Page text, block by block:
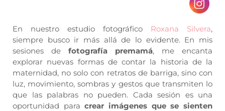
En nuestro estudio fotográfico Roxana Silvera,
siempre busco ir más allá de lo evidente. En mis
sesiones de fotografía premamá, me encanta
explorar nuevas formas de contar la historia de la
maternidad, no solo con retratos de barriga, sino con
luz, movimiento, sombras y gestos que transmiten lo
que las palabras no pueden. Cada sesión es una
oportunidad paracrear imágenes que se sienten